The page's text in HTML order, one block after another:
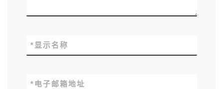
显示名称
*
电子邮箱地址
*